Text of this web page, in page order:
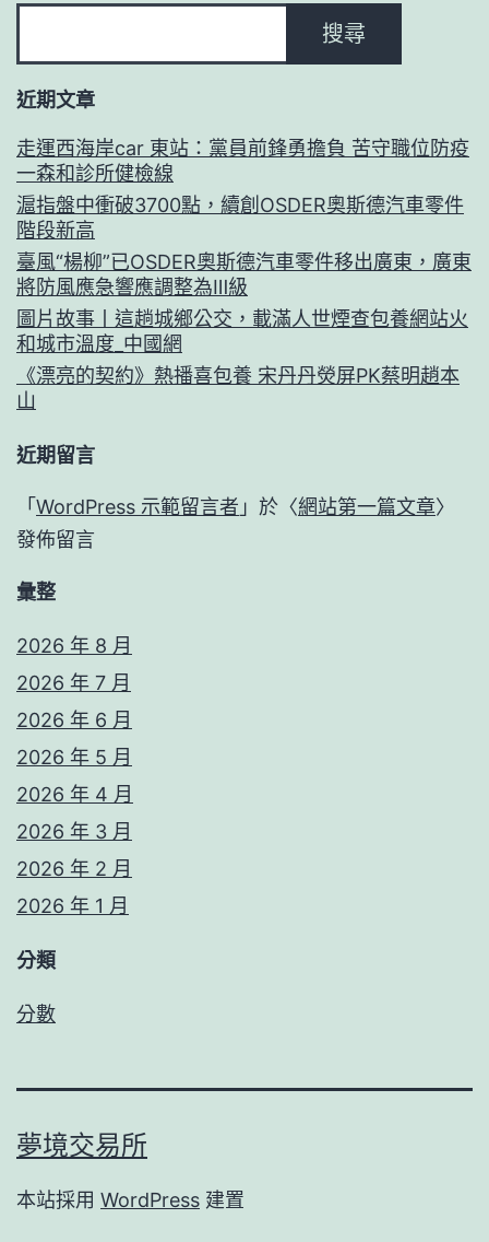
搜尋
近期文章
走運西海岸car 東站：黨員前鋒勇擔負 苦守職位防疫
一森和診所健檢線
滬指盤中衝破3700點，續創OSDER奧斯德汽車零件
階段新高
臺風“楊柳”已OSDER奧斯德汽車零件移出廣東，廣東
將防風應急響應調整為Ⅲ級
圖片故事丨這趟城鄉公交，載滿人世煙查包養網站火
和城市溫度_中國網
《漂亮的契約》熱播喜包養 宋丹丹熒屏PK蔡明趙本
山
近期留言
「 WordPress 示範留言者 」於〈網站第一篇文章〉
發佈留言
彙整
2026 年 8 月
2026 年 7 月
2026 年 6 月
2026 年 5 月
2026 年 4 月
2026 年 3 月
2026 年 2 月
2026 年 1 月
分類
分數
夢境交易所
本站採用 WordPress 建置